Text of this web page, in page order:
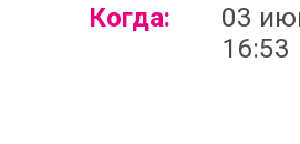
Когда:
03
16:53